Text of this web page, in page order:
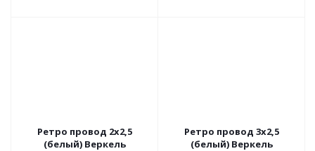
Ретро провод 2х2,5
(белый) Веркель
Ретро провод 3х2,5
(белый) Веркель